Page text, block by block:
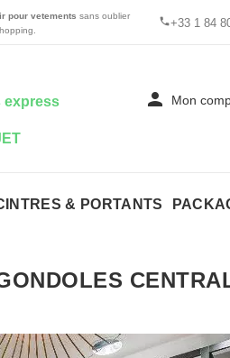
+33 1 84
pour vetements sans oublier
express Mon
& PORTANTS